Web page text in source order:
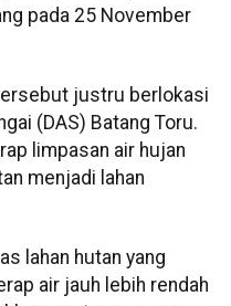
pada 25 November
justru berlokasi
(DAS) Batang Toru.
limpasan air hujan
menjadi lahan
lahan hutan yang
air jauh lebih rendah